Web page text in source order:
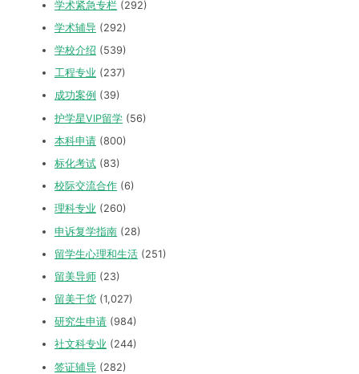
学术紧急专栏 (292)
学术辅导 (292)
学校介绍 (539)
工程专业 (237)
成功案例 (39)
护学星VIP留学 (56)
本科申请 (800)
标化考试 (83)
校际交流合作 (6)
理科专业 (260)
申诉复学指南 (28)
留学生心理和生活 (251)
留美导师 (23)
留美干货 (1,027)
研究生申请 (984)
社文科专业 (244)
签证辅导 (282)